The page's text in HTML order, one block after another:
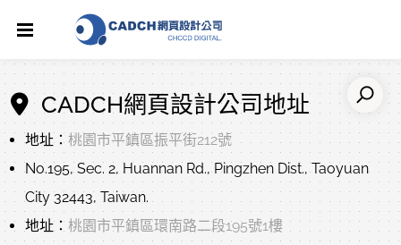
CADCH網頁設計公司地址
地址： 桃園市平鎮區振平街212號
No.195, Sec. 2, Huannan Rd.,Pingzhen Dist.,Taoyuan
City 32443, Taiwan.
地址： 桃園市平鎮區環南路二段195號1樓